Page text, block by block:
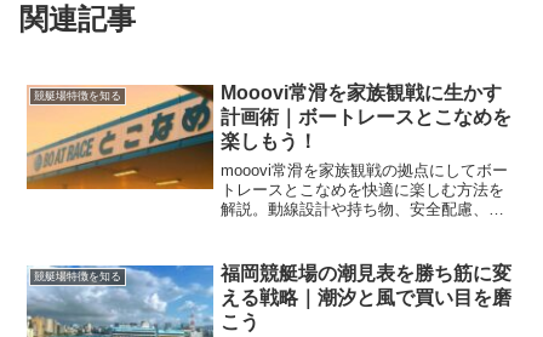
関連記事
競艇場特徴を知る
Mooovi常滑を家族観戦に生かす
計画術｜ボートレースとこなめを
楽しもう！
mooovi常滑を家族観戦の拠点にしてボー
トレースとこなめを快適に楽しむ方法を
解説。動線設計や持ち物、安全配慮、食
競艇場特徴を知る
福岡競艇場の潮見表を勝ち筋に変
える戦略｜潮汐と風で買い目を磨
こう